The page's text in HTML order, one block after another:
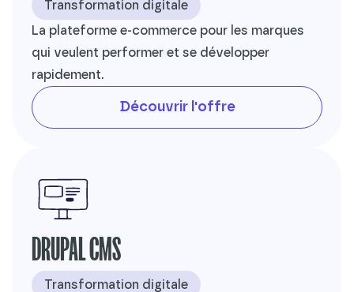
Transformation digitale
La plateforme e-commerce pour les marques
qui veulent performer et se développer
rapidement.
Découvrir l'offre
DRUPAL CMS
Transformation digitale